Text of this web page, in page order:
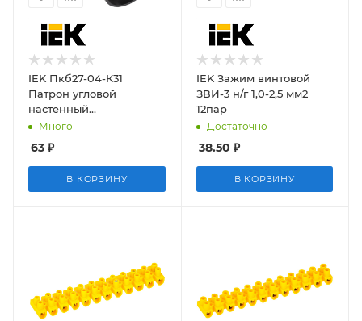
IEK Пкб27-04-К31
Патрон угловой
настенный
карболитовый, Е27,
Много
63 ₽
В КОРЗИНУ
IEK Зажим винтовой
ЗВИ-3 н/г 1,0-2,5 мм2
12пар
Достаточно
38.50 ₽
В КОРЗИНУ